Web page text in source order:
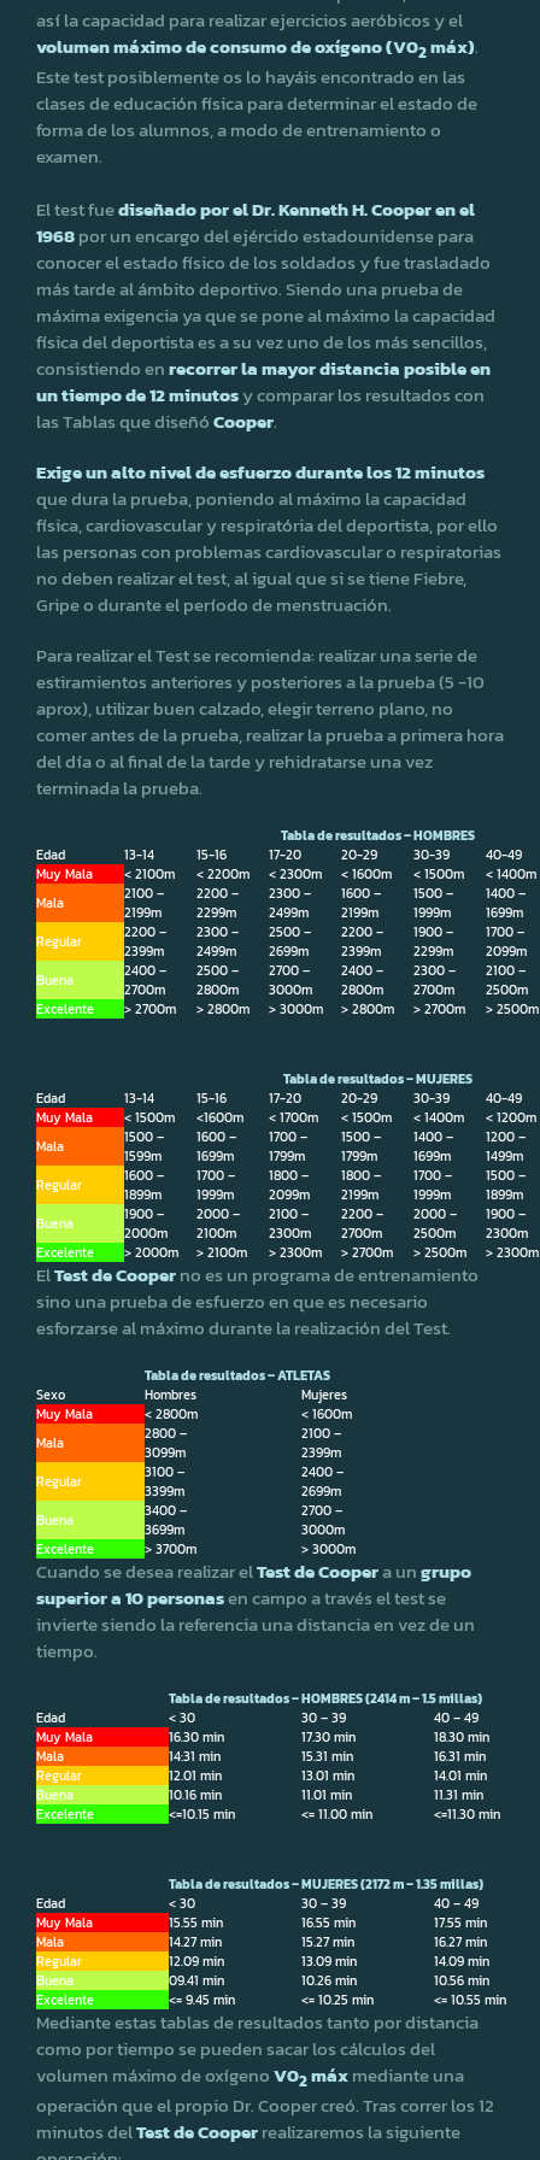
así la capacidad para realizar ejercicios aeróbicos y el
volumen máximo de consumo de oxígeno (V02máx).
Este test posiblemente os lo hayáis encontrado en las
clases de educación física para determinar el estado de
forma de los alumnos, a modo de entrenamiento o
examen.
El test fuediseñado por el Dr. Kenneth H. Cooper en el
1968por un encargo del ejércido estadounidense para
conocer el estado físico de los soldados y fue trasladado
más tarde al ámbito deportivo. Siendo una prueba de
máxima exigencia ya que se pone al máximo la capacidad
física del deportista es a su vez uno de los más sencillos,
consistiendo enrecorrer la mayor distancia posible en
un tiempo de 12 minutosy comparar los resultados con
las Tablas que diseñóCooper.
Exige un alto nivel de esfuerzo durante los 12 minutos
que dura la prueba, poniendo al máximo la capacidad
física, cardiovascular y respiratória del deportista, por ello
las personas con problemas cardiovascular o respiratorias
no deben realizar el test, al igual que si se tiene Fiebre,
Gripe o durante el período de menstruación.
Para realizar el Test se recomienda: realizar una serie de
estiramientos anteriores y posteriores a la prueba (5 -10
aprox), utilizar buen calzado, elegir terreno plano, no
comer antes de la prueba, realizar la prueba a primera hora
del día o al final de la tarde y rehidratarse una vez
terminada la prueba.
Tabla de resultados – HOMBRES
Edad
13-14 15-16 17-20 20-29 30-39
40-49
Muy Mala
< 2100m < 2200m < 2300m < 1600m < 1500m
< 1400m
Mala
2100 –
2199m
2200 –
2299m
2300 –
2499m
1600 –
2199m
1500 –
1999m
1400 –
1699m
Regular
2200 –
2399m
2300 –
2499m
2500 –
2699m
2200 –
2399m
1900 –
2299m
1700 –
2099m
Buena
2400 –
2700m
2500 –
2800m
2700 –
3000m
2400 –
2800m
2300 –
2700m
2100 –
2500m
Excelente
> 2700m > 2800m > 3000m > 2800m > 2700m > 2500m
Tabla de resultados – MUJERES
Edad
13-14 15-16 17-20 20-29 30-39
40-49
Muy Mala
< 1500m <1600m < 1700m < 1500m < 1400m
< 1200m
Mala
1500 –
1599m
1600 –
1699m
1700 –
1799m
1500 –
1799m
1400 –
1699m
1200 –
1499m
Regular
1600 –
1899m
1700 –
1999m
1800 –
2099m
1800 –
2199m
1700 –
1999m
1500 –
1899m
Buena
1900 –
2000m
2000 –
2100m
2100 –
2300m
2200 –
2700m
2000 –
2500m
1900 –
2300m
Excelente
> 2000m > 2100m > 2300m > 2700m > 2500m > 2300m
ElTest de Cooperno es un programa de entrenamiento
sino una prueba de esfuerzo en que es necesario
esforzarse al máximo durante la realización del Test.
Tabla de resultados – ATLETAS
Sexo
Hombres
Mujeres
Muy Mala
< 2800m
< 1600m
Mala
2800 –
3099m
2100 –
2399m
Regular
3100 –
3399m
2400 –
2699m
Buena
3400 –
3699m
2700 –
3000m
Excelente
> 3700m > 3000m
Cuando se desea realizar elTest de Coopera ungrupo
superior a 10 personasen campo a través el test se
invierte siendo la referencia una distancia en vez de un
tiempo.
Tabla de resultados – HOMBRES (2414 m – 1.5 millas)
Edad
< 30 30 – 39
40 – 49
Muy Mala
16.30 min 17.30 min
18.30 min
Mala
14:31 min 15.31 min
16.31 min
Regular
12.01 min 13.01 min
14.01 min
Buena
10.16 min 11.01 min
11.31 min
Excelente
<=10.15 min <= 11.00 min <=11.30 min
Tabla de resultados – MUJERES (2172 m – 1.35 millas)
Edad
< 30 30 – 39
40 – 49
Muy Mala
15.55 min 16.55 min
17.55 min
Mala
14.27 min 15.27 min
16.27 min
Regular
12.09 min 13.09 min
14.09 min
Buena
09.41 min 10.26 min
10.56 min
Excelente
<= 9.45 min <= 10.25 min <= 10.55 min
Mediante estas tablas de resultados tanto por distancia
como por tiempo se pueden sacar los cálculos del
volumen máximo de oxígenoV02máxmediante una
operación que el propio Dr. Cooper creó. Tras correr los 12
minutos delTest de Cooperrealizaremos la siguiente